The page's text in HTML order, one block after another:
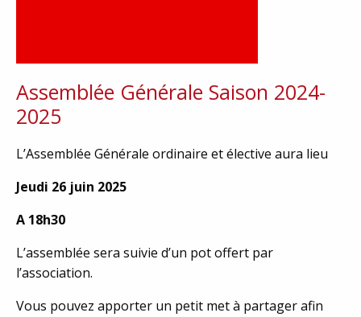
Assemblée Générale Saison 2024-
2025
L’Assemblée Générale ordinaire et élective aura lieu
Jeudi 26 juin 2025
A 18h30
L’assemblée sera suivie d’un pot offert par
l’association.
Vous pouvez apporter un petit met à partager afin